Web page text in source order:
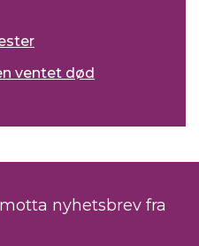
ventet død
nyhetsbrev fra